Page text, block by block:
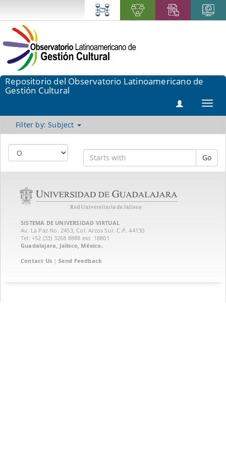
Repositorio del Observatorio Latinoamericano de
Gestión Cultural
Filter by: Subject
Go
SISTEMA DE UNIVERSIDAD VIRTUAL
Av. La Paz No. 2453, Col. Arcos Sur. C.P. 44130
Tel: +52 (33) 3268 8888‏ ext. 18801
Guadalajara, Jalisco, México.
Contact Us | Send Feedback